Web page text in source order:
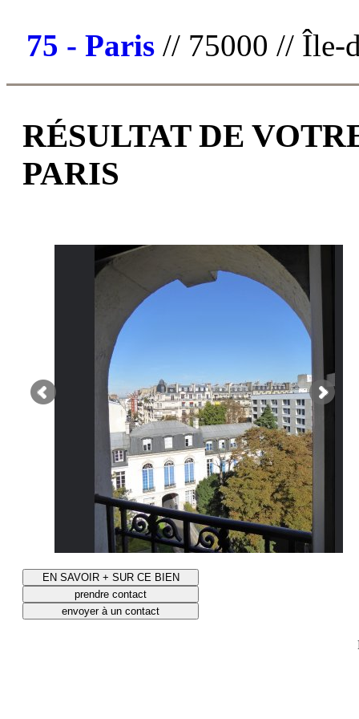
75 - Paris // 75000 // Île-
RÉSULTAT DE
PARIS
EN SAVOIR + SUR CE BIEN
prendre contact
envoyer à un contact